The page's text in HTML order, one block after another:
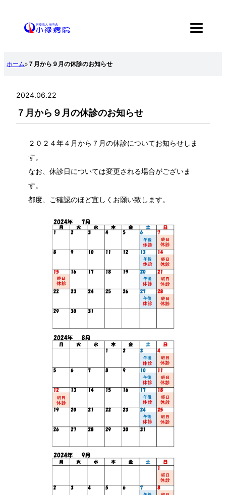
キ
ホーム» ７月から９月の休診のお知らせ
2024.06.22
７月から９月の休診のお知らせ
２０２４年４月から７月の休診についてお知らせしま
す。
なお、休診日については変更される場合がございま
す。
都度、ご確認のほど宜しくお願い致します。